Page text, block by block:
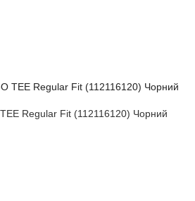
Regular Fit (112116120) Чорний